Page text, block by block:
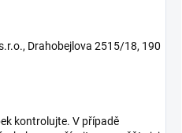
Drahobejlova 2515/18, 190
kontrolujte. V případě